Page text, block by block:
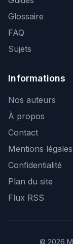
Glossaire
FAQ
Sujets
Informations
Nos auteurs
À propos
Contact
Mentions légales
Confidentialité
Plan du site
Flux RSS
© 2026